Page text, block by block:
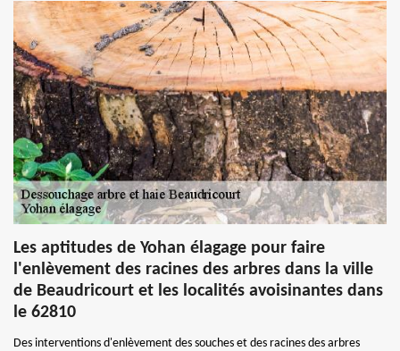
Les aptitudes de Yohan élagage pour faire
l'enlèvement des racines des arbres dans la ville
de Beaudricourt et les localités avoisinantes dans
le 62810
Des interventions d'enlèvement des souches et des racines des arbres